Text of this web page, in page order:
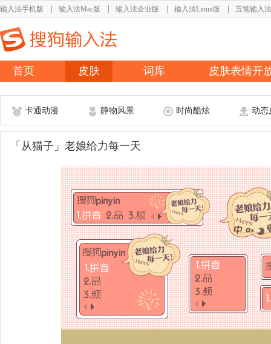
输入法手机版 输入法Mac版 输入法企业版 输入法Linux版 五笔输入法
首页 皮肤 词库 皮肤表情开
卡通动漫 静物风景 时尚酷炫 动态
「从猫子」老娘给力每一天